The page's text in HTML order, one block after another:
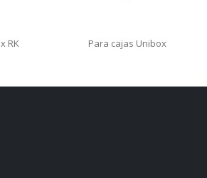
RK Para cajas Unibox